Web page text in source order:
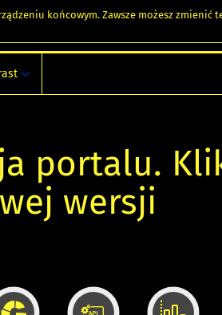
końcowym. Zawsze możesz zmienić
portalu.
wersji